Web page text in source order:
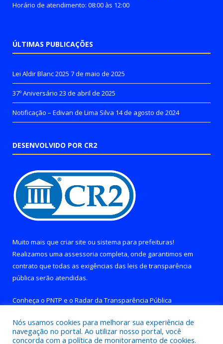
Horário de atendimento: 08:00 às 12:00
ÚLTIMAS PUBLICAÇÕES
Lei Aldir Blanc 2025 7 de maio de 2025
37º Aniversário 23 de abril de 2025
Notificação – Edivan de Lima Silva 14 de agosto de 2024
DESENVOLVIDO POR CR2
Muito mais que criar site ou sistema para prefeituras!
Realizamos uma assessoria completa, onde garantimos em
contrato que todas as exigências das leis de transparência
pública serão atendidas.
Conheça o PNTP e o Radar da Transparência Pública
Nós usamos cookies para melhorar sua experiência de
navegação no portal. Ao utilizar nosso portal, você
concorda com a política de monitoramento de cookies.